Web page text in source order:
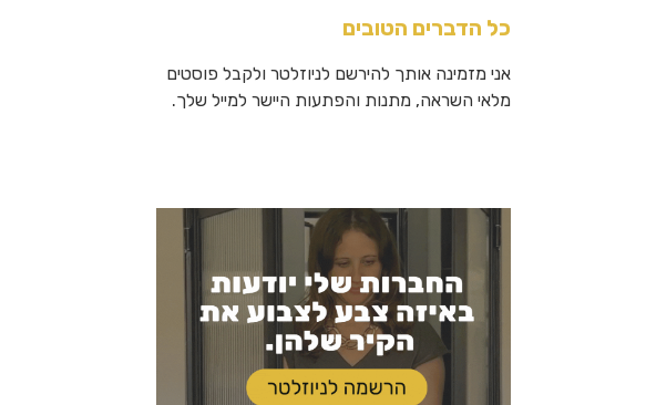
כל הדברים הטובים
אני מזמינה אותך להירשם לניוזלטר ולקבל פוסטים
מלאי השראה, מתנות והפתעות היישר למייל שלך.